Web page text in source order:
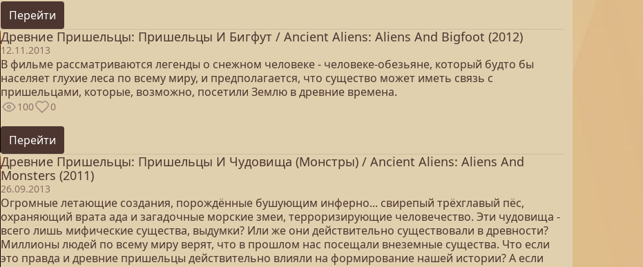
Перейти
Древние Пришельцы: Пришельцы И Бигфут / Ancient Aliens: Aliens And Bigfoot (2012)
12.11.2013
В фильме рассматриваются легенды о снежном человеке - человеке-обезьяне, который будто бы
населяет глухие леса по всему миру, и предполагается, что существо может иметь связь с
пришельцами, которые, возможно, посетили Землю в древние времена.
100 0
Перейти
Древние Пришельцы: Пришельцы И Чудовища (Монстры) / Ancient Aliens: Aliens And
Monsters (2011)
26.09.2013
Огромные летающие создания, порождённые бушующим инферно... свирепый трёхглавый пёс,
охраняющий врата ада и загадочные морские змеи, терроризирующие человечество. Эти чудовища -
всего лишь мифические существа, выдумки? Или же они действительно существовали в древности?
Миллионы людей по всему миру верят, что в прошлом нас посещали внеземные существа. Что если
это правда и древние пришельцы действительно влияли на формирование нашей истории? А если